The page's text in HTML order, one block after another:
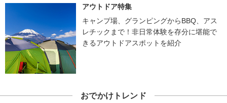
アウトドア特集
キャンプ場、グランピングからBBQ、アス
レチックまで！非日常体験を存分に堪能で
きるアウトドアスポットを紹介
おでかけトレンド